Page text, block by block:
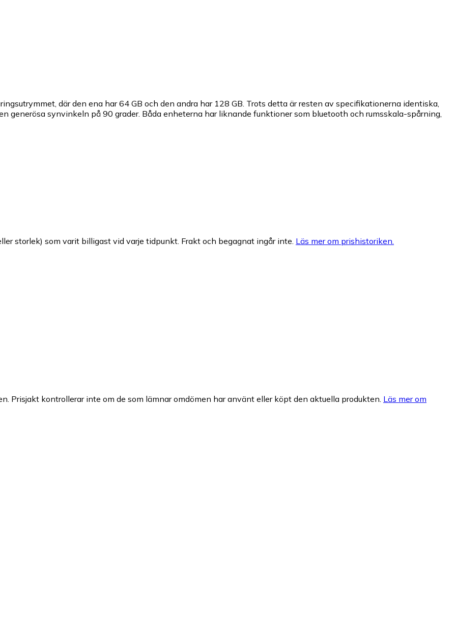
där den ena har 64 GB och den andra har 128 GB. Trots detta är resten av specifikationerna identiska,
generösa synvinkeln på 90 grader. Båda enheterna har liknande funktioner som bluetooth och rumsskala-spårning,
storlek) som varit billigast vid varje tidpunkt. Frakt och begagnat ingår inte. Läs mer om prishistoriken.
Prisjakt kontrollerar inte om de som lämnar omdömen har använt eller köpt den aktuella produkten. Läs mer om